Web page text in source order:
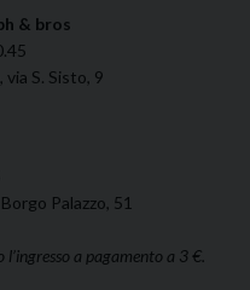
& bros
S. Sisto, 9
Palazzo, 51
a pagamento a 3 €.